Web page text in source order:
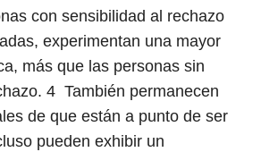
con sensibilidad al rechazo
experimentan una mayor
más que las personas sin
4 También permanecen
de que están a punto de ser
pueden exhibir un